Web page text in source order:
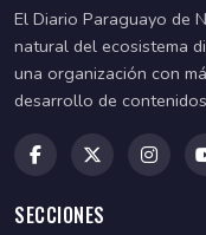
El Diario Paraguayo de
natural del ecosistema
una organización con
desarrollo de
SECCIONES